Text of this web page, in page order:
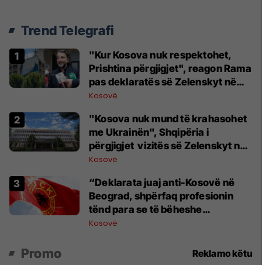
Trend Telegrafi
"Kur Kosova nuk respektohet,
Prishtina përgjigjet", reagon Rama
pas deklaratës së Zelenskyt në
Beograd
Kosovë
"Kosova nuk mund të krahasohet
me Ukrainën", Shqipëria i
përgjigjet vizitës së Zelenskyt në
Serbi
Kosovë
“Deklarata juaj anti-Kosovë në
Beograd, shpërfaq profesionin
tënd para se të bëheshe
president”, OVL e UÇK-së i reagon
Kosovë
Promo Reklamo këtu